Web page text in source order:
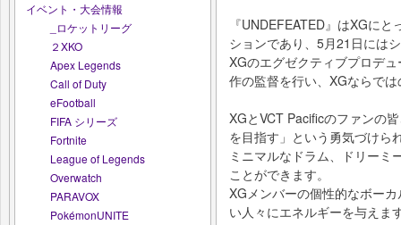
イベント・大会情報
_ロケットリーグ
２XKO
Apex Legends
Call of Duty
eFootball
FIFA シリーズ
Fortnite
League of Legends
Overwatch
PARAVOX
PokémonUNITE
『UNDEFEATED』はXGに
ションであり、5月21日には
XGのエグゼクティブプロデ
作の監督を行い、XGならで
XGとVCT Pacificのファンの
を目指す」という勇気づけら
ミニマルなドラム、ドリーミ
ことができます。
XGメンバーの個性的なボー
い人々にエネルギーを与えま